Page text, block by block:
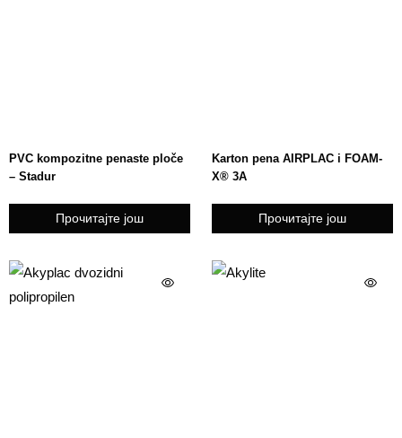
PVC kompozitne penaste ploče
– Stadur
Прочитајте још
Karton pena AIRPLAC i FOAM-
X® 3A
Прочитајте још